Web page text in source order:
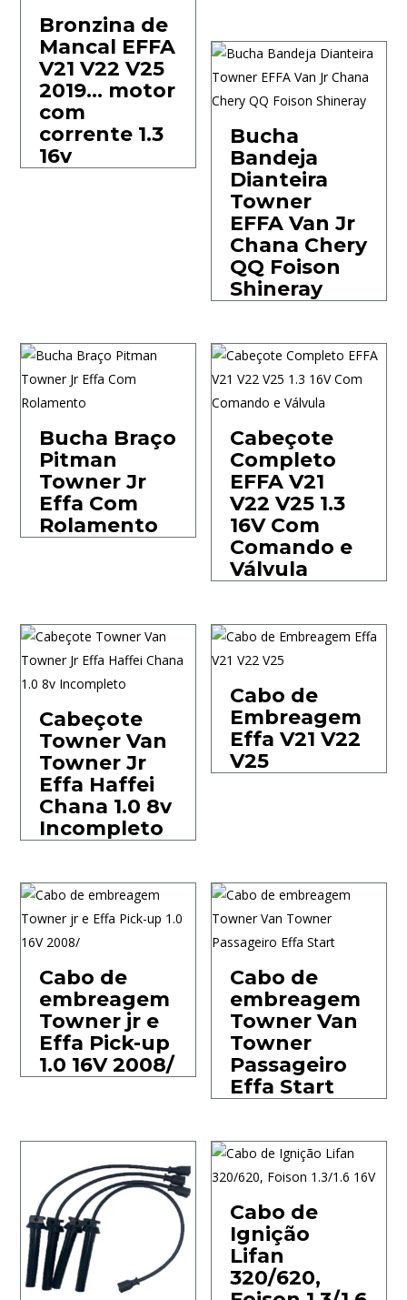
Bronzina de
Mancal EFFA
V21 V22 V25
2019… motor
com
corrente 1.3
16v
Bucha
Bandeja
Dianteira
Towner
EFFA Van Jr
Chana Chery
QQ Foison
Shineray
Bucha Braço
Pitman
Towner Jr
Effa Com
Rolamento
Cabeçote
Completo
EFFA V21
V22 V25 1.3
16V Com
Comando e
Válvula
Cabeçote
Towner Van
Towner Jr
Effa Haffei
Chana 1.0 8v
Incompleto
Cabo de
Embreagem
Effa V21 V22
V25
Cabo de
embreagem
Towner jr e
Effa Pick-up
1.0 16V 2008/
Cabo de
embreagem
Towner Van
Towner
Passageiro
Effa Start
Cabo de
Ignição
Lifan
320/620,